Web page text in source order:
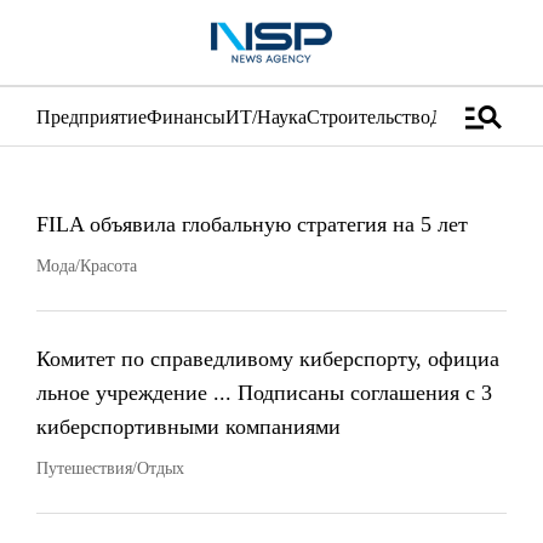
ПредприятиеФинансыИТ/НаукаСтроительствоДистрибуция
manage_search
FILA объявила глобальную стратегия на 5 лет
Мода/Красота
Комитет по справедливому киберспорту, официа
льное учреждение ... Подписаны соглашения с 3
киберспортивными компаниями
Путешествия/Отдых